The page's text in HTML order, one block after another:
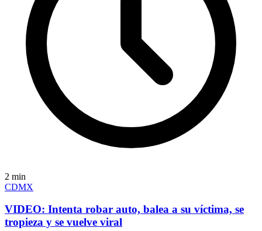
2 min
CDMX
VIDEO: Intenta robar auto, balea a su víctima, se
tropieza y se vuelve viral